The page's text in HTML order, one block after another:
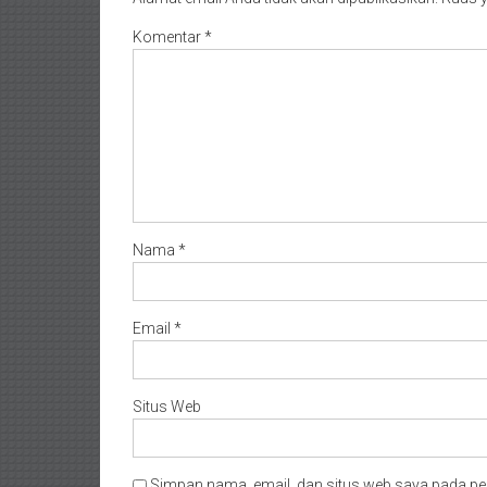
Komentar*
Nama *
Email *
Situs Web